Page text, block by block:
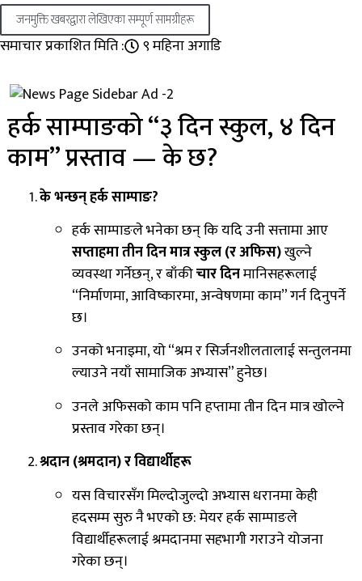
जनमुक्ति खबरद्वारा लेखिएका सम्पूर्ण सामग्रीहरू
समाचार प्रकाशित मिति : ९ महिना अगाडि
हर्क साम्पाङको “३ दिन स्कुल, ४ दिन
काम” प्रस्ताव — के छ?
के भन्छन् हर्क साम्पाङ?
हर्क साम्पाङले भनेका छन् कि यदि उनी सत्तामा आए
सप्ताहमा तीन दिन मात्र स्कुल (र अफिस)खुल्ने
व्यवस्था गर्नेछन्, र बाँकीचार दिनमानिसहरूलाई
“निर्माणमा, आविष्कारमा, अन्वेषणमा काम” गर्न दिनुपर्ने
छ।
उनको भनाइमा, यो “श्रम र सिर्जनशीलतालाई सन्तुलनमा
ल्याउने नयाँ सामाजिक अभ्यास” हुनेछ।
उनले अफिसको काम पनि हप्तामा तीन दिन मात्र खोल्ने
प्रस्ताव गरेका छन्।
श्रदान (श्रमदान) र विद्यार्थीहरू
यस विचारसँग मिल्दोजुल्दो अभ्यास धरानमा केही
हदसम्म सुरु नै भएको छ: मेयर हर्क साम्पाङले
विद्यार्थीहरूलाई श्रमदानमा सहभागी गराउने योजना
गरेका छन्।